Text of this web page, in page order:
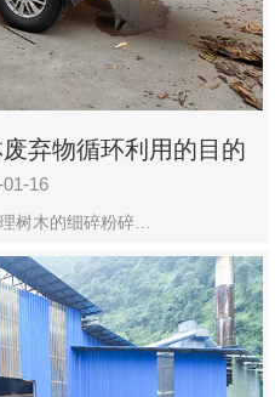
弃物循环利用的目的
01-16
树木的细碎粉碎…